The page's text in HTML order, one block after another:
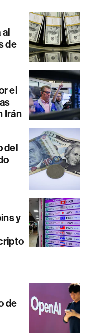
al
de
el
Irán
del
y
de